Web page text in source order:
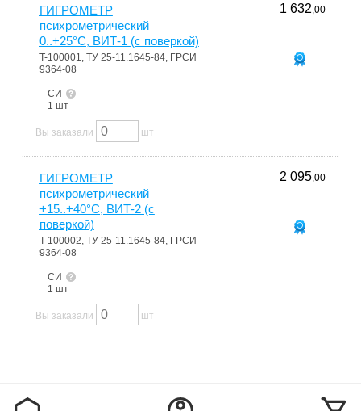
ГИГРОМЕТР
психрометрический
0..+25°С, ВИТ-1 (с поверкой)
T-100001, ТУ 25-11.1645-84, ГРСИ
9364-08
СИ
1 шт
1 632 ,00
Вы заказали шт
ГИГРОМЕТР
психрометрический
+15..+40°С, ВИТ-2 (с
поверкой)
T-100002, ТУ 25-11.1645-84, ГРСИ
9364-08
СИ
1 шт
2 095,00
Вы заказали шт